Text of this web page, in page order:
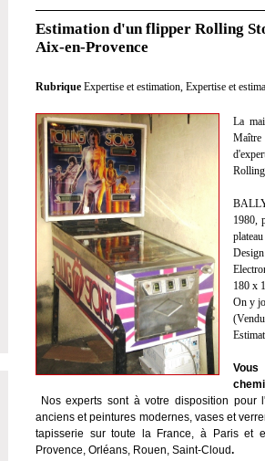
Estimation d'un flipper Rolling
Aix-en-Provence
Rubrique Expertise et estimation, Expertise et
La
Maître
1980,
180 x
On y
Nos experts sont à votre disposition pour
anciens et peintures modernes, vases et
tapisserie sur toute la France, à Paris et
Provence, Orléans, Rouen, Saint-Cloud.